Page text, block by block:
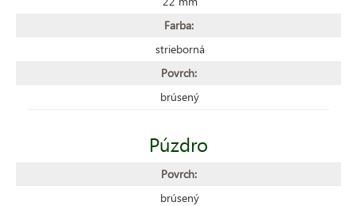
Farba:
strieborná
Povrch:
brúsený
Púzdro
Povrch:
brúsený